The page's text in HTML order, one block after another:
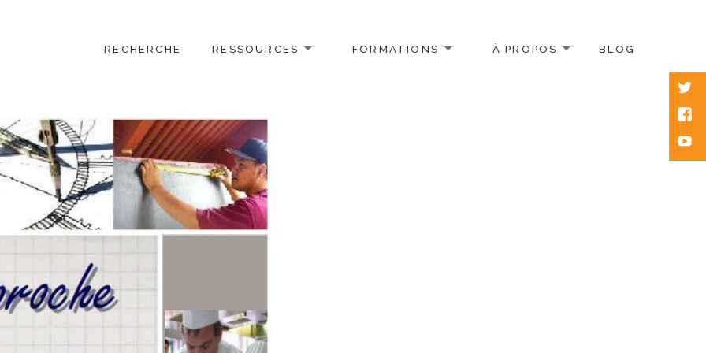
RECHERCHE RESSOURCES FORMATIONS À PROPOS BLOG